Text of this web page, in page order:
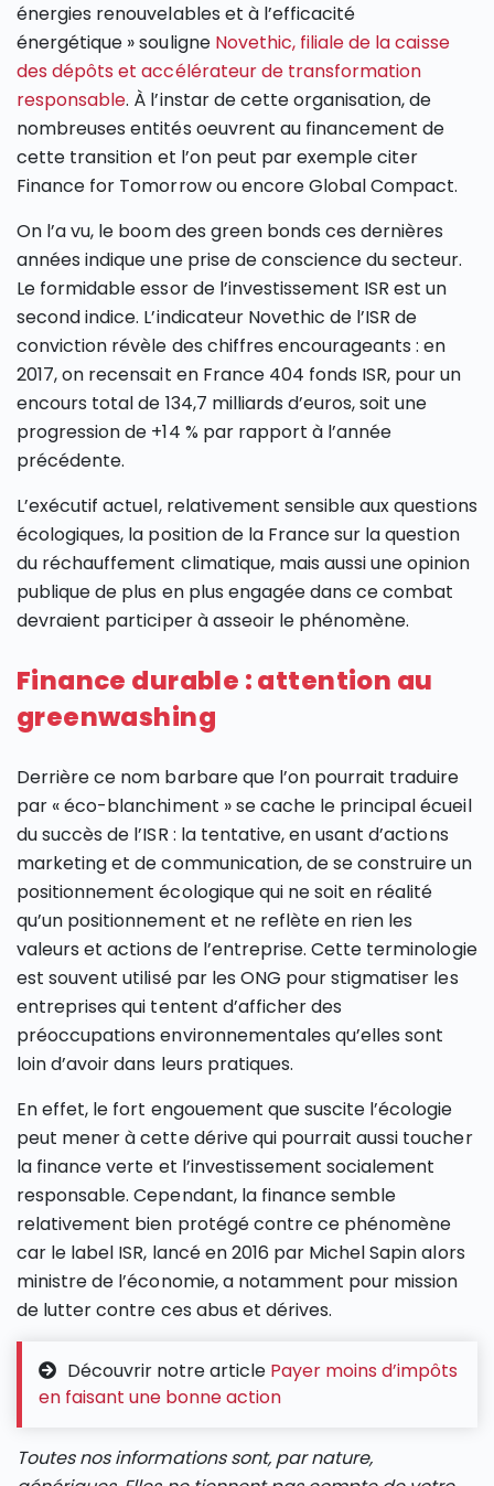
énergies renouvelables et à l’efficacité
énergétique » souligne Novethic, filiale de la caisse
des dépôts et accélérateur de transformation
responsable. À l’instar de cette organisation, de
nombreuses entités oeuvrent au financement de
cette transition et l’on peut par exemple citer
Finance for Tomorrow ou encore Global Compact.
On l’a vu, le boom des green bonds ces dernières
années indique une prise de conscience du secteur.
Le formidable essor de l’investissement ISR est un
second indice. L’indicateur Novethic de l’ISR de
conviction révèle des chiffres encourageants : en
2017, on recensait en France 404 fonds ISR, pour un
encours total de 134,7 milliards d’euros, soit une
progression de +14 % par rapport à l’année
précédente.
L’exécutif actuel, relativement sensible aux questions
écologiques, la position de la France sur la question
du réchauffement climatique, mais aussi une opinion
publique de plus en plus engagée dans ce combat
devraient participer à asseoir le phénomène.
Finance durable : attention au
greenwashing
Derrière ce nom barbare que l’on pourrait traduire
par « éco-blanchiment » se cache le principal écueil
du succès de l’ISR : la tentative, en usant d’actions
marketing et de communication, de se construire un
positionnement écologique qui ne soit en réalité
qu’un positionnement et ne reflète en rien les
valeurs et actions de l’entreprise. Cette terminologie
est souvent utilisé par les ONG pour stigmatiser les
entreprises qui tentent d’afficher des
préoccupations environnementales qu’elles sont
loin d’avoir dans leurs pratiques.
En effet, le fort engouement que suscite l’écologie
peut mener à cette dérive qui pourrait aussi toucher
la finance verte et l’investissement socialement
responsable. Cependant, la finance semble
relativement bien protégé contre ce phénomène
car le label ISR, lancé en 2016 par Michel Sapin alors
ministre de l’économie, a notamment pour mission
de lutter contre ces abus et dérives.
Découvrir notre article Payer moins d’impôts
en faisant une bonne action
Toutes nos informations sont, par nature,